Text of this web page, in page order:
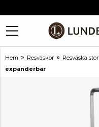
Hem » Resväskor » Resväska stor
expanderbar